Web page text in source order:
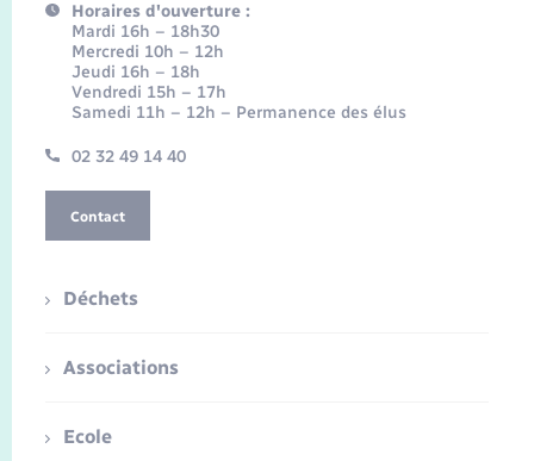
Horaires d'ouverture :
Mardi 16h – 18h30
Mercredi 10h – 12h
Jeudi 16h – 18h
Vendredi 15h – 17h
Samedi 11h – 12h – Permanence des élus
02 32 49 14 40
Contact
Déchets
Associations
Ecole